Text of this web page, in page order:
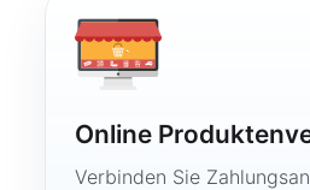
Online
Verbinden Sie